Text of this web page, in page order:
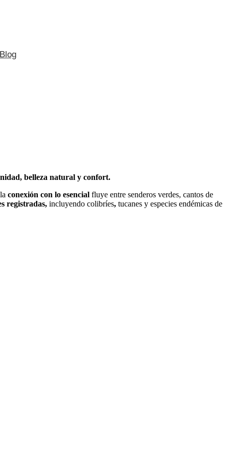
belleza natural y confort.
conexión con lo esencial fluye entre senderos verdes, cantos de
registradas, incluyendo colibríes, tucanes y especies endémicas de